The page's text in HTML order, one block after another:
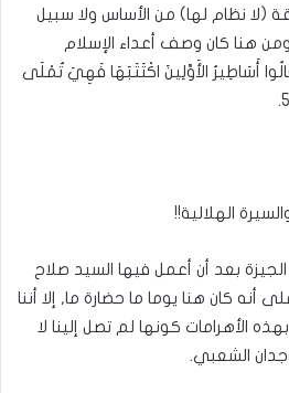
(لا نظام لها) من الأساس ولا سبيل
ومن هنا كان وصف أعداء الإسلام
أَسَاطِيرُ الأَوَّلِينَ اكْتَتَبَهَا فَهِيَ تُمْلَى
الهلالية!!
بعد أن أعمل فيها السيد صلاح
أنه كان هنا يوما ما حضارة ما, إلا أننا
الأهرامات كونها لم تصل إلينا لا
الشعبي.